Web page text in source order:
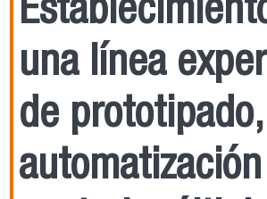
una línea
de prototipado,